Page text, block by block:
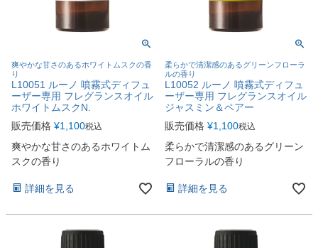
爽やかな甘さのあるホワイトムスクの香
り
L10051 ルーノ 噴霧式ディフュ
ーザー専用 フレグランスオイル
ホワイトムスクN.
販売価格 ¥1,100税込
爽やかな甘さのあるホワイトム
スクの香り
詳細を見る
柔らかで清潔感のあるグリーンフローラ
ルの香り
L10052 ルーノ 噴霧式ディフュ
ーザー専用 フレグランスオイル
ジャスミン＆ペアー
販売価格 ¥1,100税込
柔らかで清潔感のあるグリーン
フローラルの香り
詳細を見る